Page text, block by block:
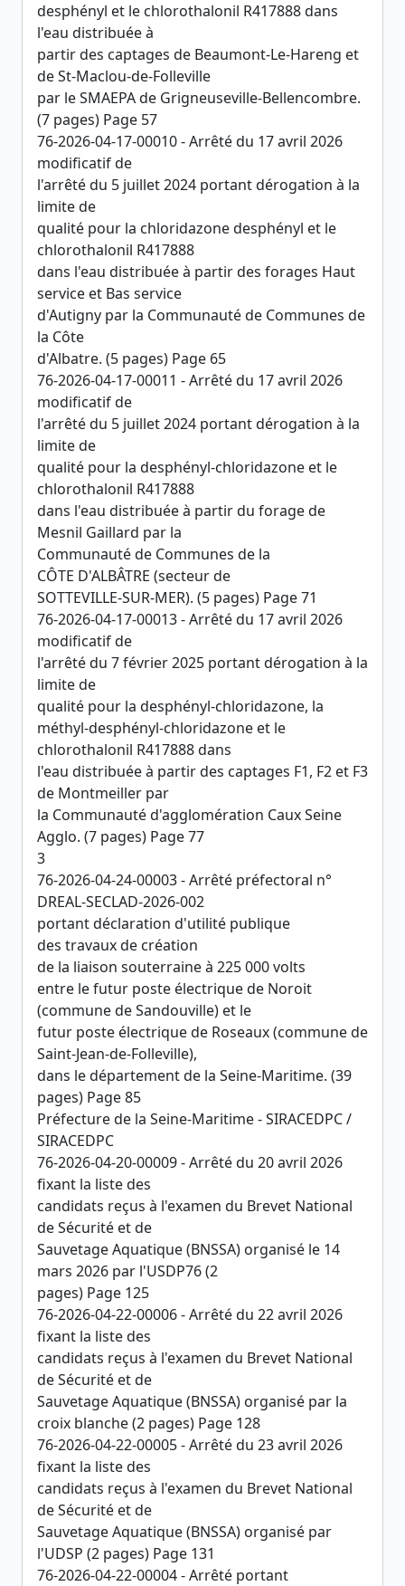
desphényl et le chlorothalonil R417888 dans
l'eau distribuée à
partir des captages de Beaumont-Le-Hareng et
de St-Maclou-de-Folleville
par le SMAEPA de Grigneuseville-Bellencombre.
(7 pages) Page 57
76-2026-04-17-00010 - Arrêté du 17 avril 2026
modificatif de
l'arrêté du 5 juillet 2024 portant dérogation à la
limite de
qualité pour la chloridazone desphényl et le
chlorothalonil R417888
dans l'eau distribuée à partir des forages Haut
service et Bas service
d'Autigny par la Communauté de Communes de
la Côte
d'Albatre. (5 pages) Page 65
76-2026-04-17-00011 - Arrêté du 17 avril 2026
modificatif de
l'arrêté du 5 juillet 2024 portant dérogation à la
limite de
qualité pour la desphényl-chloridazone et le
chlorothalonil R417888
dans l'eau distribuée à partir du forage de
Mesnil Gaillard par la
Communauté de Communes de la
CÔTE D'ALBÂTRE (secteur de
SOTTEVILLE-SUR-MER). (5 pages) Page 71
76-2026-04-17-00013 - Arrêté du 17 avril 2026
modificatif de
l'arrêté du 7 février 2025 portant dérogation à la
limite de
qualité pour la desphényl-chloridazone, la
méthyl-desphényl-chloridazone et le
chlorothalonil R417888 dans
l'eau distribuée à partir des captages F1, F2 et F3
de Montmeiller par
la Communauté d'agglomération Caux Seine
Agglo. (7 pages) Page 77
3
76-2026-04-24-00003 - Arrêté préfectoral n°
DREAL-SECLAD-2026-002
portant déclaration d'utilité publique
des travaux de création
de la liaison souterraine à 225 000 volts
entre le futur poste électrique de Noroit
(commune de Sandouville) et le
futur poste électrique de Roseaux (commune de
Saint-Jean-de-Folleville),
dans le département de la Seine-Maritime. (39
pages) Page 85
Préfecture de la Seine-Maritime - SIRACEDPC /
SIRACEDPC
76-2026-04-20-00009 - Arrêté du 20 avril 2026
fixant la liste des
candidats reçus à l'examen du Brevet National
de Sécurité et de
Sauvetage Aquatique (BNSSA) organisé le 14
mars 2026 par l'USDP76 (2
pages) Page 125
76-2026-04-22-00006 - Arrêté du 22 avril 2026
fixant la liste des
candidats reçus à l'examen du Brevet National
de Sécurité et de
Sauvetage Aquatique (BNSSA) organisé par la
croix blanche (2 pages) Page 128
76-2026-04-22-00005 - Arrêté du 23 avril 2026
fixant la liste des
candidats reçus à l'examen du Brevet National
de Sécurité et de
Sauvetage Aquatique (BNSSA) organisé par
l'UDSP (2 pages) Page 131
76-2026-04-22-00004 - Arrêté portant